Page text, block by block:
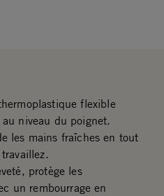
flexible
niveau du poignet.
les mains fraîches en tout
protège les
un rembourrage en